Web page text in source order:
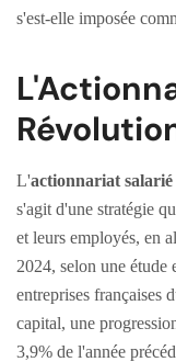
s'est-elle imposée
L'actionnariat salarié
s'agit d'une stratégie
et leurs employés, en
2024, selon une étude
entreprises françaises
capital, une
3,9% de l'année